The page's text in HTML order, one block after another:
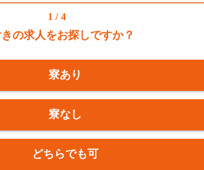
1 / 4
の求人をお探しですか？
寮あり
寮なし
どちらでも可